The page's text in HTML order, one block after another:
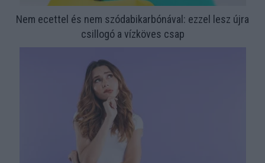
Nem ecettel és nem szódabikarbónával: ezzel lesz újra
csillogó a vízköves csap